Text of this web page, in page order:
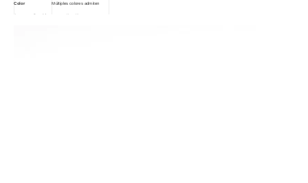
Color Múltiples colores admiten